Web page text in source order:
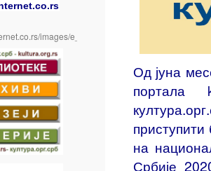
Од јуна
портала
на
Србије